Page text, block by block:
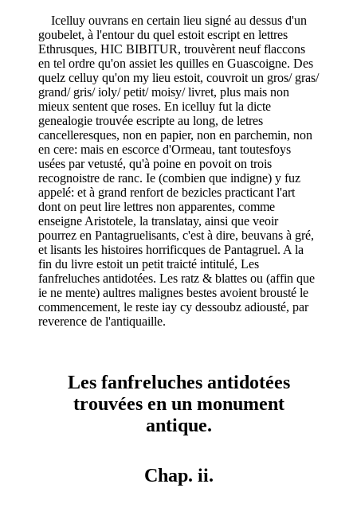
Icelluy ouvrans en certain lieu signé au dessus d'un
goubelet, à l'entour du quel estoit escript en lettres
Ethrusques, HIC BIBITUR, trouvèrent neuf flaccons
en tel ordre qu'on assiet les quilles en Guascoigne. Des
quelz celluy qu'on my lieu estoit, couvroit un gros/ gras/
grand/ gris/ ioly/ petit/ moisy/ livret, plus mais non
mieux sentent que roses. En icelluy fut la dicte
genealogie trouvée escripte au long, de letres
cancelleresques, non en papier, non en parchemin, non
en cere: mais en escorce d'Ormeau, tant toutesfoys
usées par vetusté, qu'à poine en povoit on trois
recognoistre de ranc. Ie (combien que indigne) y fuz
appelé: et à grand renfort de bezicles practicant l'art
dont on peut lire lettres non apparentes, comme
enseigne Aristotele, la translatay, ainsi que veoir
pourrez en Pantagruelisants, c'est à dire, beuvans à gré,
et lisants les histoires horrificques de Pantagruel. A la
fin du livre estoit un petit traicté intitulé, Les
fanfreluches antidotées. Les ratz & blattes ou (affin que
ie ne mente) aultres malignes bestes avoient brousté le
commencement, le reste iay cy dessoubz adiousté, par
reverence de l'antiquaille.
Les fanfreluches antidotées
trouvées en un monument
antique.
Chap. ii.